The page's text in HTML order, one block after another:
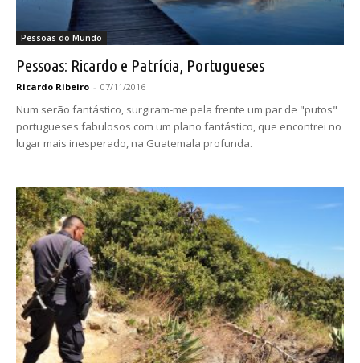
Pessoas do Mundo
Pessoas: Ricardo e Patrícia, Portugueses
Ricardo Ribeiro - 07/11/2016
Num serão fantástico, surgiram-me pela frente um par de "putos"
portugueses fabulosos com um plano fantástico, que encontrei no
lugar mais inesperado, na Guatemala profunda.